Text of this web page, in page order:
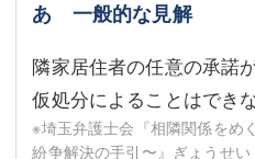
あ 一般的な見解
隣家居住者の任意の承諾
仮処分によることはでき
※埼玉弁護士会『相隣関係をめ
紛争解決の手引〜』ぎょうせい